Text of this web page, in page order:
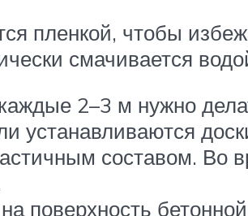
пленкой, чтобы
смачивается
2–3 м нужно
устанавливаются
составом. Во
поверхность